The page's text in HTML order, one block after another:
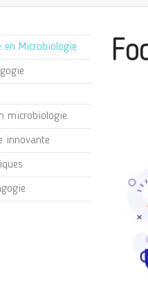
en Microbiologie
microbiologie
innovante